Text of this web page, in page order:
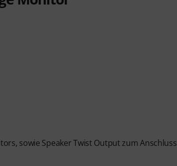
sowie Speaker Twist Output zum Anschluss